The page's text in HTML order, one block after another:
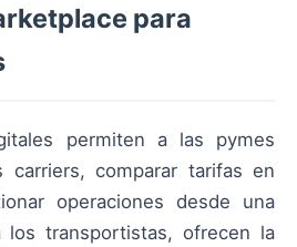
para
permiten a las pymes
carriers, comparar tarifas en
operaciones desde una
los transportistas, ofrecen la